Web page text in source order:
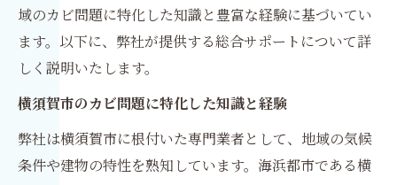
域のカビ問題に特化した知識と豊富な経験に基づいてい
ます。以下に、弊社が提供する総合サポートについて詳
しく説明いたします。
横須賀市のカビ問題に特化した知識と経験
弊社は横須賀市に根付いた専門業者として、地域の気候
条件や建物の特性を熟知しています。海浜都市である横